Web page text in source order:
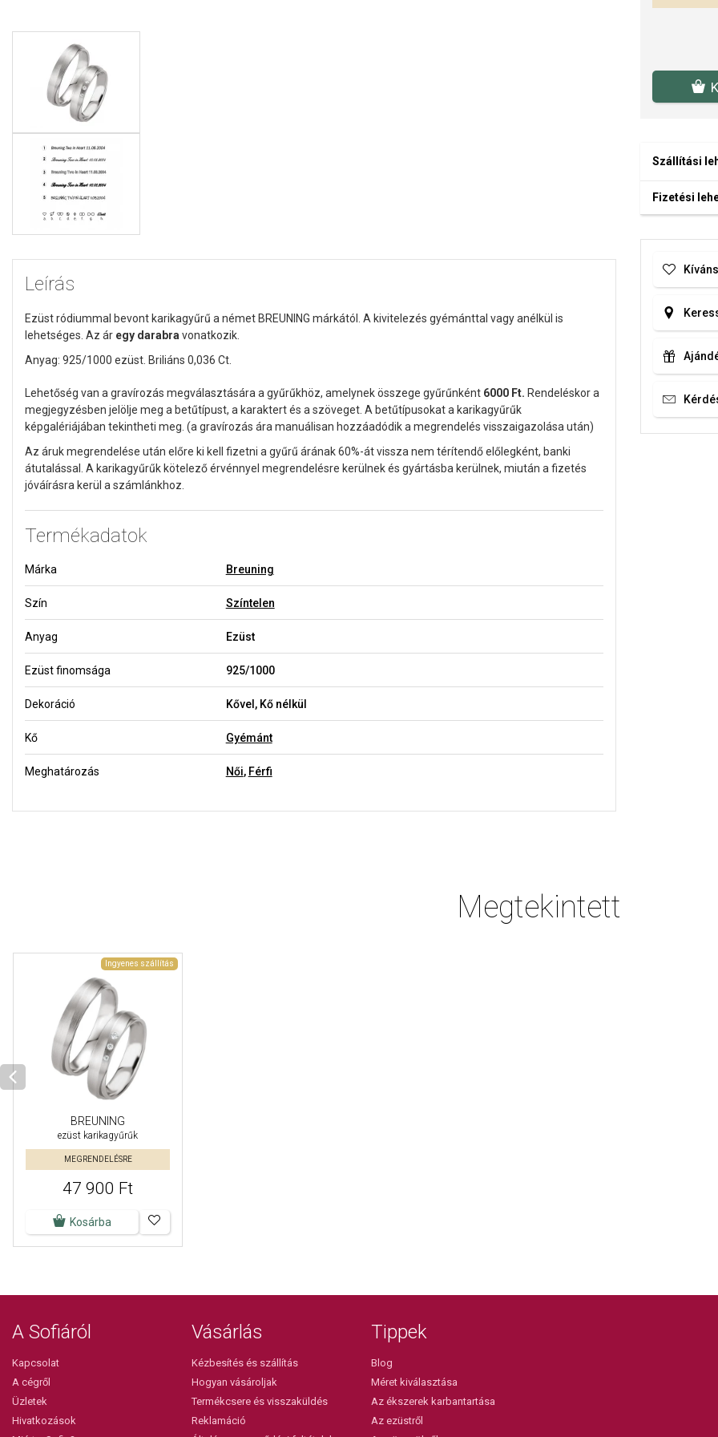
Leírás
Ezüst ródiummal bevont karikagyűrű a német BREUNING márkától. A kivitelezés gyémánttal vagy anélkül is
lehetséges. Az ár egy darabra vonatkozik.
Anyag: 925/1000 ezüst. Briliáns 0,036 Ct.
Lehetőség van a gravírozás megválasztására a gyűrűkhöz, amelynek összege gyűrűnként 6000 Ft. Rendeléskor a
megjegyzésben jelölje meg a betűtípust, a karaktert és a szöveget. A betűtípusokat a karikagyűrűk
képgalériájában tekintheti meg. (a gravírozás ára manuálisan hozzáadódik a megrendelés visszaigazolása után)
Az áruk megrendelése után előre ki kell fizetni a gyűrű árának 60%-át vissza nem térítendő előlegként, banki
átutalással. A karikagyűrűk kötelező érvénnyel megrendelésre kerülnek és gyártásba kerülnek, miután a fizetés
jóváírásra kerül a számlánkhoz.
Termékadatok
Márka Breuning
Szín Színtelen
Anyag Ezüst
Ezüst finomsága 925/1000
Dekoráció Kővel, Kő nélkül
Kő Gyémánt
Meghatározás Női, Férfi
Szállítási
Fizetési
Megtekintett
Ingyenes szállítás
BREUNING
ezüst karikagyűrűk
MEGRENDELÉSRE
47 900 Ft
Kosárba
A Sofiáról
Kapcsolat
A cégről
Üzletek
Hivatkozások
Vásárlás
Kézbesítés és szállítás
Hogyan vásároljak
Termékcsere és visszaküldés
Reklamáció
Tippek
Blog
Méret kiválasztása
Az ékszerek karbantartása
Az ezüstről